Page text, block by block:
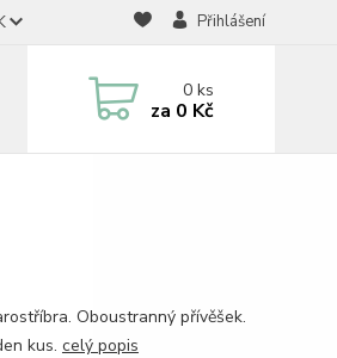
Přihlášení
0ks
za 0 Kč
Oboustranný přívěšek.
kus. celý popis